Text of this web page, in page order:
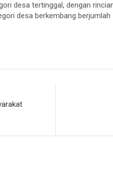
desa tertinggal, dengan
desa berkembang berjumlah